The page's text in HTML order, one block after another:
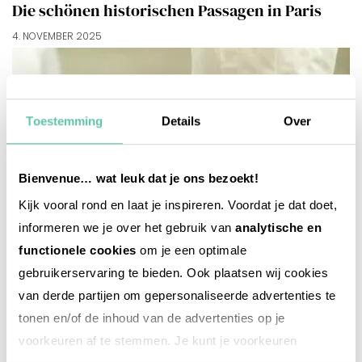
Toestemming Details Over
Bienvenue… wat leuk dat je ons bezoekt!
Kijk vooral rond en laat je inspireren. Voordat je dat doet,
informeren we je over het gebruik van analytische en
functionele cookies om je een optimale
gebruikerservaring te bieden. Ook plaatsen wij cookies
van derde partijen om gepersonaliseerde advertenties te
tonen en/of de inhoud van de advertenties op je
voorkeuren af te stemmen. Je kunt je voorkeuren
Die schönen historischen Passagen in Paris
4. NOVEMBER 2025